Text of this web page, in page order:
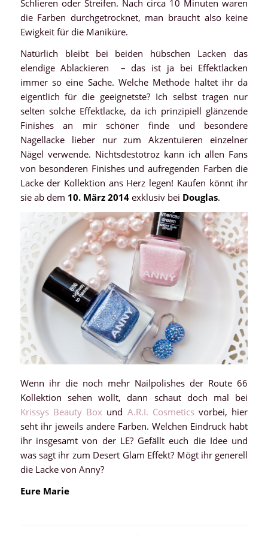
Schlieren oder Streifen. Nach circa 10 Minuten waren
die Farben durchgetrocknet, man braucht also keine
Ewigkeit für die Maniküre.
Natürlich bleibt bei beiden hübschen Lacken das
elendige Ablackieren – das ist ja bei Effektlacken
immer so eine Sache. Welche Methode haltet ihr da
eigentlich für die geeignetste? Ich selbst tragen nur
selten solche Effektlacke, da ich prinzipiell glänzende
Finishes an mir schöner finde und besondere
Nagellacke lieber nur zum Akzentuieren einzelner
Nägel verwende. Nichtsdestotroz kann ich allen Fans
von besonderen Finishes und aufregenden Farben die
Lacke der Kollektion ans Herz legen! Kaufen könnt ihr
sie ab dem 10. März 2014exklusiv bei Douglas.
Wenn ihr die noch mehr Nailpolishes der Route 66
Kollektion sehen wollt, dann schaut doch mal bei
Krissys Beauty Box und A.R.I. Cosmeticsvorbei, hier
seht ihr jeweils andere Farben. Welchen Eindruck habt
ihr insgesamt von der LE? Gefällt euch die Idee und
was sagt ihr zum Desert Glam Effekt? Mögt ihr generell
die Lacke von Anny?
Eure Marie